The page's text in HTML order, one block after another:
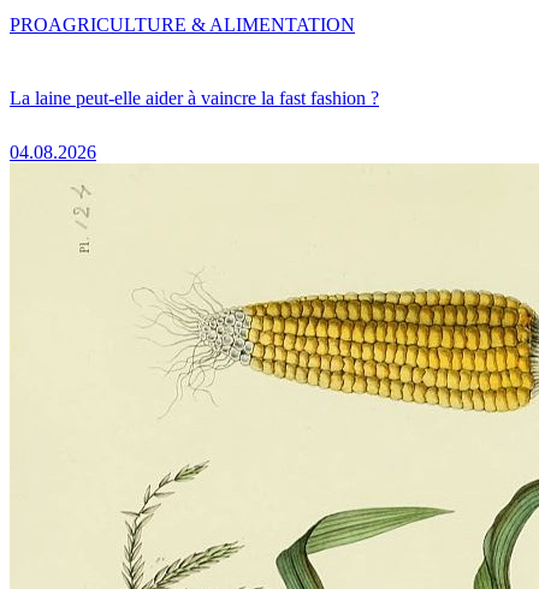
La laine peut-elle aider à vaincre la fast fashion ?
04.08.2026
PROAGRICULTURE & ALIMENTATION